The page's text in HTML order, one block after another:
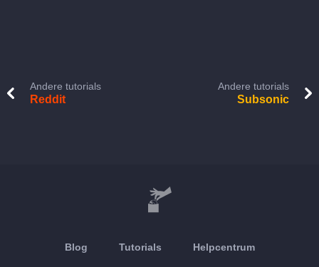
Andere tutorials
Reddit
Andere tutorials
Subsonic
Blog Tutorials Helpcentrum